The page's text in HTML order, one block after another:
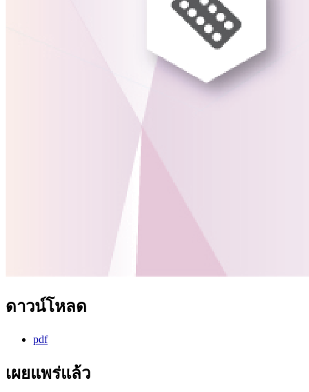
ดาวน์โหลด
pdf
เผยแพร่แล้ว